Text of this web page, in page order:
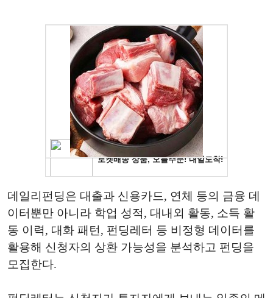
데일리펀딩은 대출과 신용카드, 연체 등의 금융 데
이터뿐만 아니라 학업 성적, 대내외 활동, 소득 활
동 이력, 대화 패턴, 펀딩레터 등 비정형 데이터를
활용해 신청자의 상환 가능성을 분석하고 펀딩을
모집한다.